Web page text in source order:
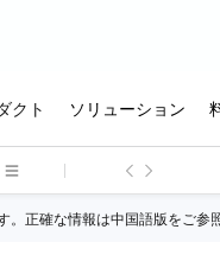
正確な情報は中国語版をご参